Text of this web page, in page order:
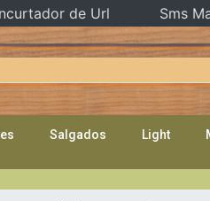
Salgados Light
de Url Sms